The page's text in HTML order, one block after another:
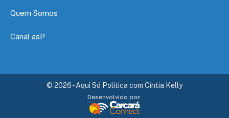
Quem Somos
Canal asP
© 2026 - Aqui Só Política com Cíntia Kelly
Desenvolvido por: